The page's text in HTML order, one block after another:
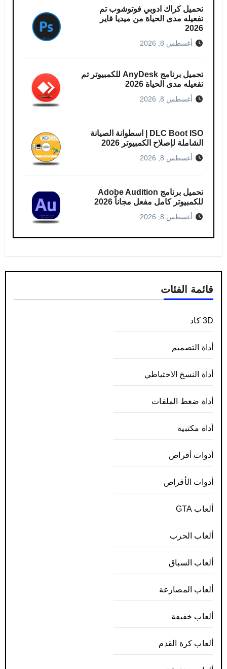
تحميل كراك ادوبي فوتوشوب​ تم
تفعيله مدى الحياة من ميديا فاير
2026
أغسطس 8, 2026
تحميل برنامج AnyDesk للكمبيوتر تم
تفعيله مدى الحياة 2026
أغسطس 8, 2026
DLC Boot ISO | اسطوانة الصيانة
الشاملة لإصلاح الكمبيوتر 2026
أغسطس 8, 2026
تحميل برنامج Adobe Audition
للكمبيوتر كامل مفعل مجاناً 2026
أغسطس 8, 2026
قائمة الفئات
3D كاد
أداة التصميم
أداة النسخ الاحتياطي
أداة ضغط الملفات
أداة مكتبية
أدوات أقراص
أدوات الأقراص
ألعاب GTA
ألعاب الحرب
ألعاب السباق
ألعاب المصارعة
ألعاب خفيفة
ألعاب كرة القدم